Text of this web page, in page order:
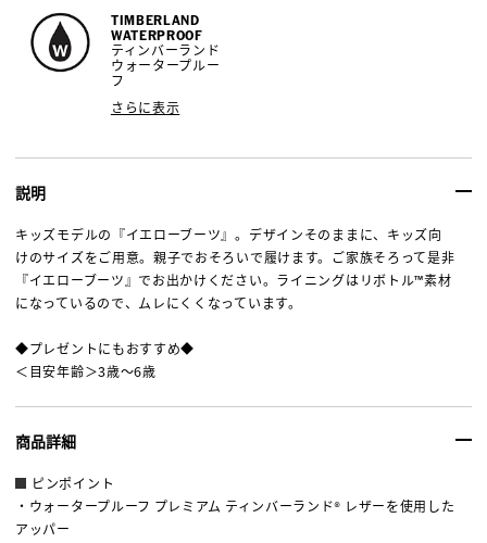
TIMBERLAND
WATERPROOF
ティンバーランド
ウォータープルー
フ
さらに表示
説明
キッズモデルの『イエローブーツ』。デザインそのままに、キッズ向
けのサイズをご用意。親子でおそろいで履けます。ご家族そろって是非
『イエローブーツ』でお出かけください。ライニングはリボトル™素材
になっているので、ムレにくくなっています。
◆プレゼントにもおすすめ◆
＜目安年齢＞3歳～6歳
商品詳細
ピンポイント
・ウォータープルーフ プレミアム ティンバーランド® レザーを使用した
アッパー